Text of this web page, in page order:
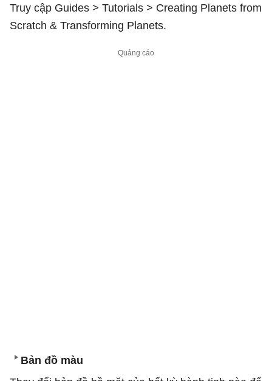
Truy cập Guides > Tutorials > Creating Planets from
Scratch & Transforming Planets.
Bản đồ màu